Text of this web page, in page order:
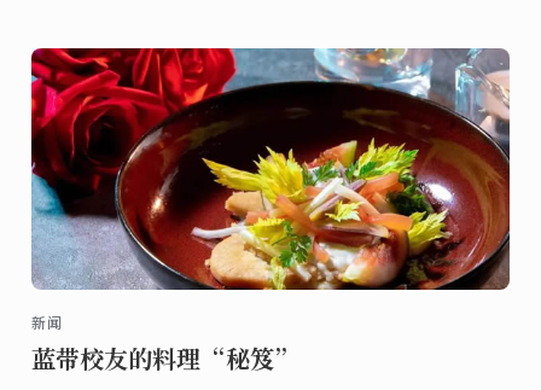
新闻
蓝带校友的料理“秘笈”